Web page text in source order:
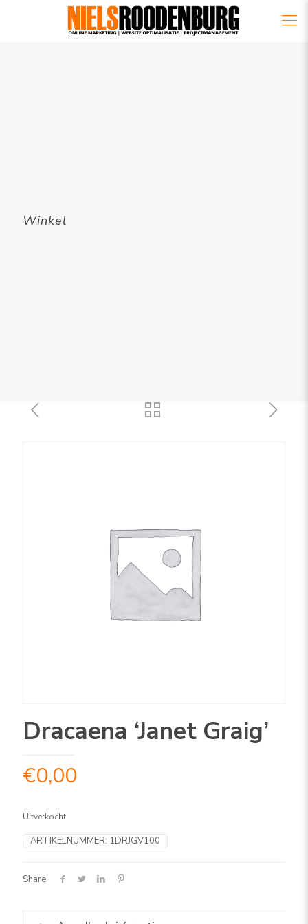
Winkel
Dracaena ‘Janet Graig’
€0,00
Uitverkocht
ARTIKELNUMMER: 1DRJGV100
Share